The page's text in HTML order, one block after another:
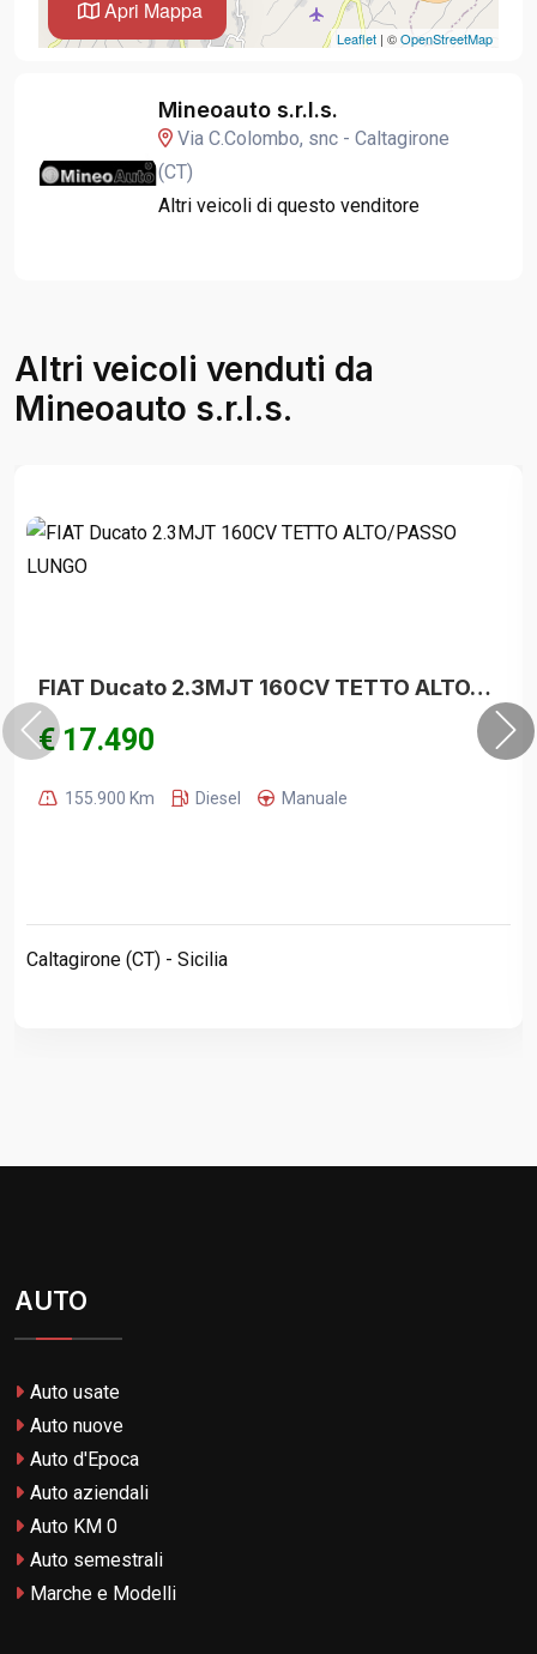
Apri Mappa
Leaflet | ©OpenStreetMap
Mineoauto s.r.l.s.
Via C.Colombo, snc - Caltagirone
(CT)
Altri veicoli di questo venditore
Altri veicoli venduti da
Mineoauto s.r.l.s.
FIAT Ducato 2.3MJT 160CV TETTO ALTO/PASSO LUNGO
€ 17.490
155.900 Km Diesel Manuale
Caltagirone (CT) - Sicilia
AUTO
Auto usate
Auto nuove
Auto d'Epoca
Auto aziendali
Auto KM 0
Auto semestrali
Marche e Modelli